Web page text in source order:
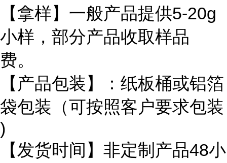
【拿样】一般产品提供5-20g
小样，部分产品收取样品
费。
【产品包装】：纸板桶或铝箔
袋包装（可按照客户要求包装
)
【发货时间】非定制产品48小